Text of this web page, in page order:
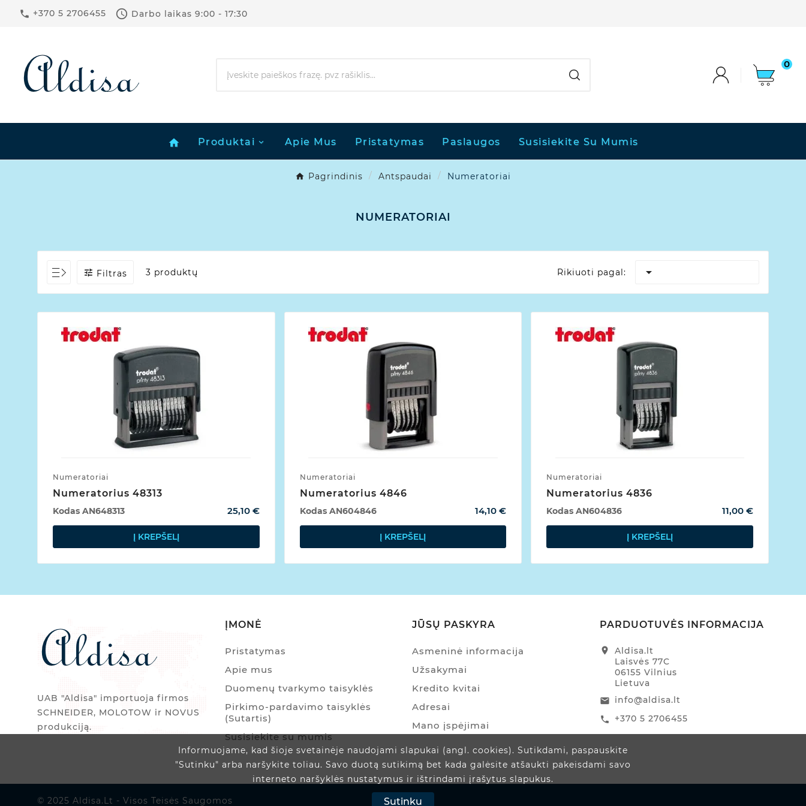
Informuojame, kad šioje svetainėje naudojami slapukai (angl. cookies). Sutikdami, paspauskite
"Sutinku" arba naršykite toliau. Savo duotą sutikimą bet kada galėsite atšaukti pakeisdami savo
interneto naršyklės nustatymus ir ištrindami įrašytus slapukus.
Sutinku
 +370 5 2706455  Darbo laikas 9:00 - 17:30
0
home Produktai Apie Mus Pristatymas Paslaugos Susisiekite Su Mumis
Pagrindinis Antspaudai Numeratoriai
NUMERATORIAI
 Filtras 3 produktų Rikiuoti pagal: 
Numeratoriai
Numeratorius 48313
25,10 €
Kodas AN648313
Į KREPŠELĮ
Numeratoriai
Numeratorius 4846
14,10 €
Kodas AN604846
Į KREPŠELĮ
Numeratoriai
Numeratorius 4836
11,00 €
KodasAN604836
Į KREPŠELĮ
UAB "Aldisa" importuoja firmos
SCHNEIDER, MOLOTOW ir NOVUS
produkciją.
ĮMONĖ
Pristatymas
Apie mus
Duomenų tvarkymo taisyklės
Pirkimo-pardavimo taisyklės
(Sutartis)
Susisiekite su mumis
JŪSŲ PASKYRA
Asmeninė informacija
Užsakymai
Kredito kvitai
Adresai
Mano įspėjimai
PARDUOTUVĖS INFORMACIJA
location_on
Aldisa.lt
Laisvės 77C
06155 Vilnius
Lietuva
email info@aldisa.lt
call +370 5 2706455
© 2025 Aldisa.lt - Visos Teisės Saugomos